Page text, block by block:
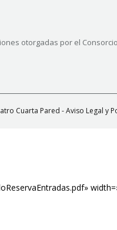
otorgadas por el
Cuarta Pared -Aviso Legal y